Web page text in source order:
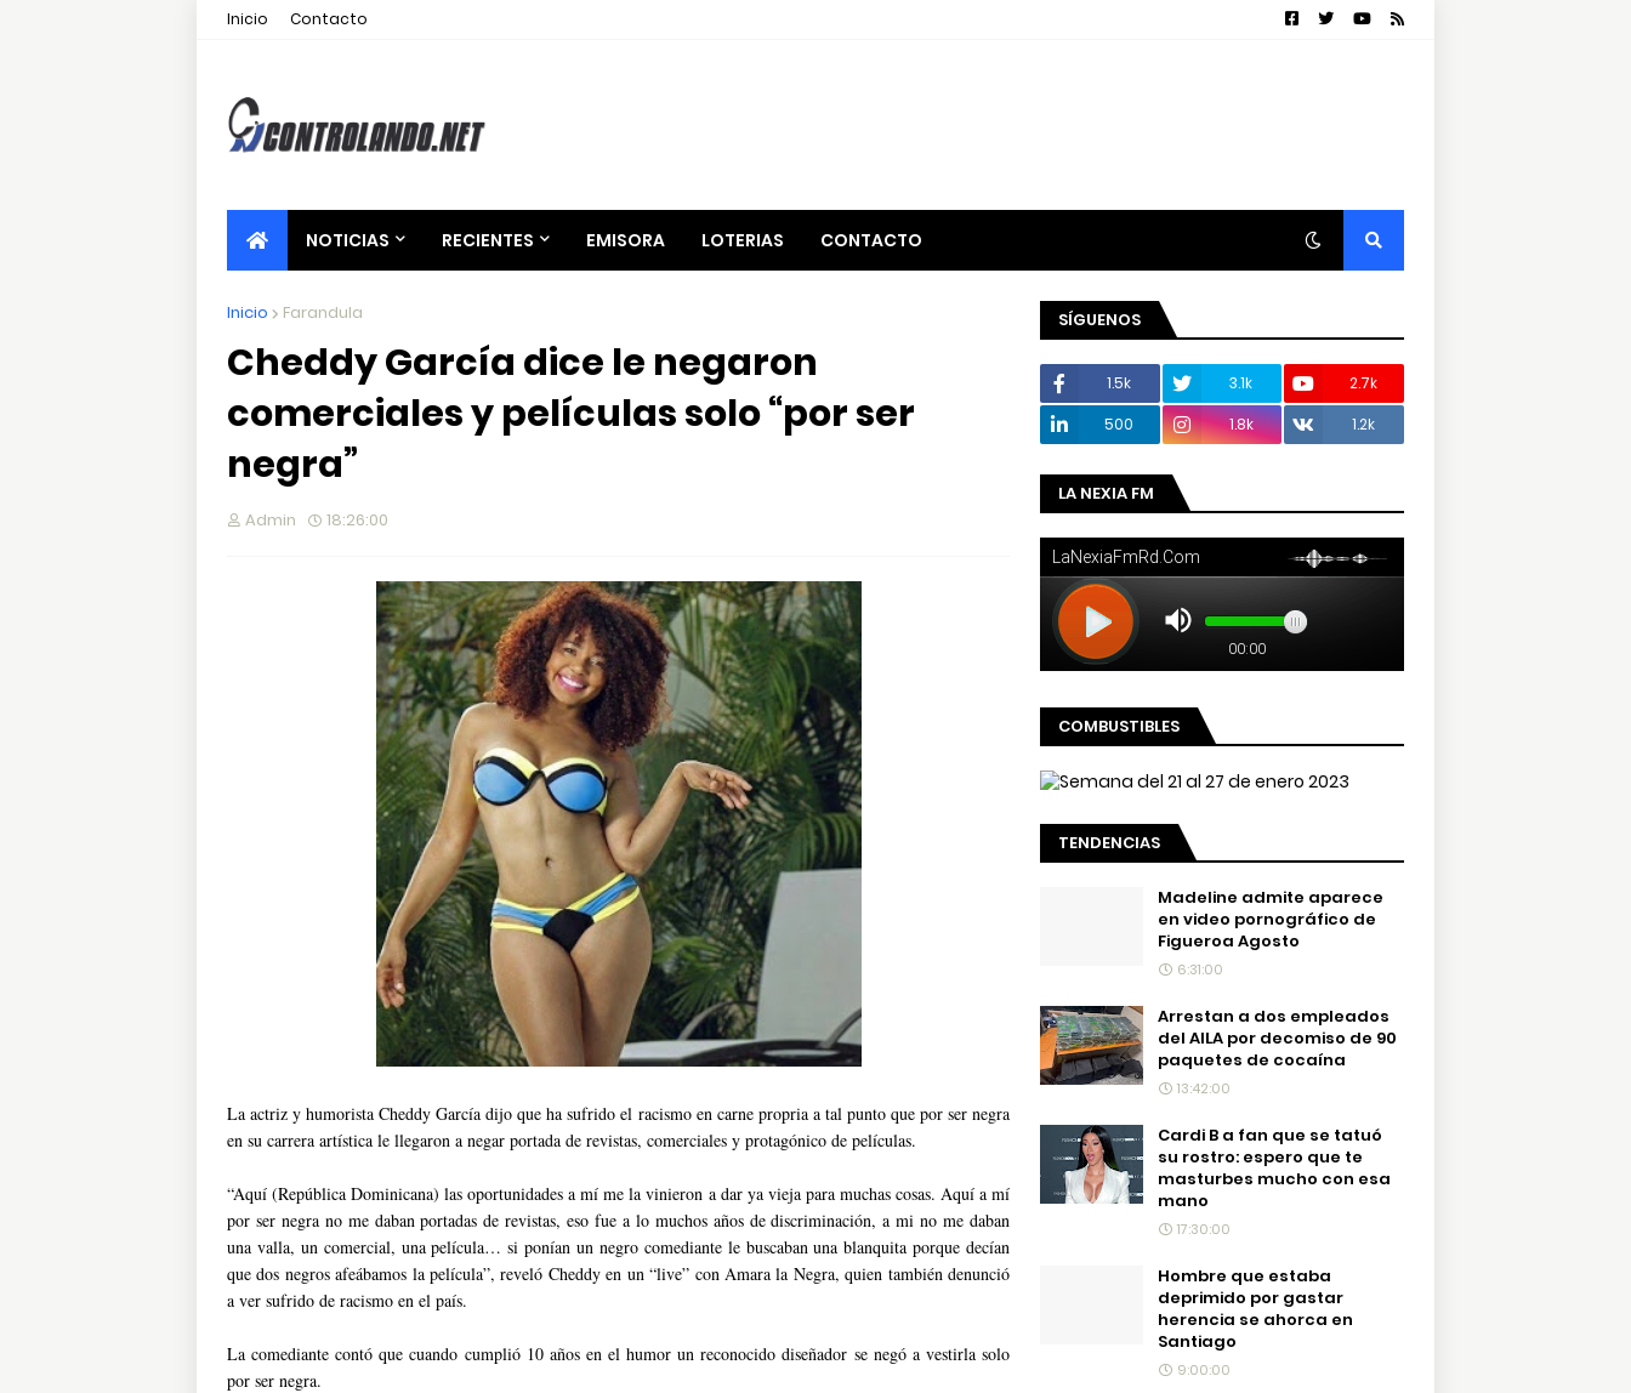
Inicio Contacto
NOTICIAS RECIENTES EMISORA LOTERIAS CONTACTO
Inicio Farandula
Cheddy García dice le negaron
comerciales y películas solo “por ser
negra”
Admin 18:26:00
La actriz y humorista Cheddy García dijo que ha sufrido el racismo en carne propria a tal punto que por ser negra
en su carrera artística le llegaron a negar portada de revistas, comerciales y protagónico de películas.
“Aquí (República Dominicana) las oportunidades a mí me la vinieron a dar ya vieja para muchas cosas. Aquí a mí
por ser negra no me daban portadas de revistas, eso fue a lo muchos años de discriminación, a mi no me daban
una valla, un comercial, una película… si ponían un negro comediante le buscaban una blanquita porque decían
que dos negros afeábamos la película”, reveló Cheddy en un “live” con Amara la Negra, quien también denunció
a ver sufrido de racismo en el país.
La comediante contó que cuando cumplió 10 años en el humor un reconocido diseñador se negó a vestirla solo
por ser negra.
SÍGUENOS
1.5k 3.1k
2.7k
500
1.8k 1.2k
LA NEXIA FM
COMBUSTIBLES
TENDENCIAS
Madeline admite aparece
en video pornográfico de
Figueroa Agosto
6:31:00
Arrestan a dos empleados
del AILA por decomiso de 90
paquetes de cocaína
13:42:00
Cardi B a fan que se tatuó
su rostro: espero que te
masturbes mucho con esa
mano
17:30:00
Hombre que estaba
deprimido por gastar
herencia se ahorca en
Santiago
9:00:00